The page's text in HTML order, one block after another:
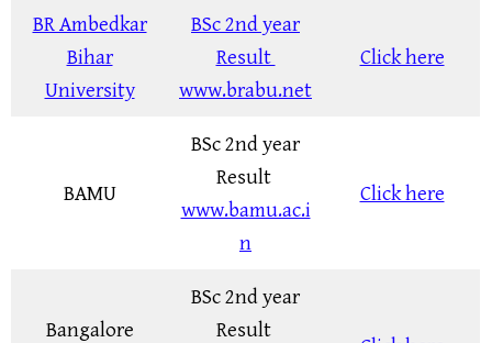
BR Ambedkar
Bihar
University
BSc 2nd year
Result
www.brabu.net
Click here
BAMU
BSc 2nd year
Result
www.bamu.ac.i
n
Click here
Bangalore
BSc 2nd year
Result